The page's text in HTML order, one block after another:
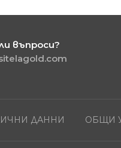
въпроси?
ДАННИ ОБЩИ